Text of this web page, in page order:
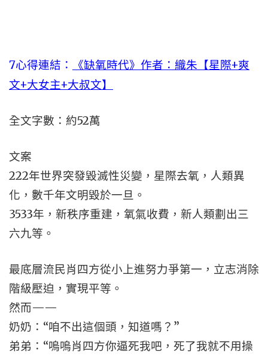
7心得連結：
《缺氧時代》作者：織朱【星際+爽
文+大女主+大叔文】
全文字數：約52萬
文案
222年世界突發毀滅性災變，星際去氧，人類異
化，數千年文明毀於一旦。
3533年，新秩序重建，氧氣收費，新人類劃出三
六九等。
最底層流民肖四方從小上進努力爭第一，立志消除
階級壓迫，實現平等。
然而——
奶奶：“咱不出這個頭，知道嗎？”
弟弟：“嗚嗚肖四方你逼死我吧，死了我就不用操